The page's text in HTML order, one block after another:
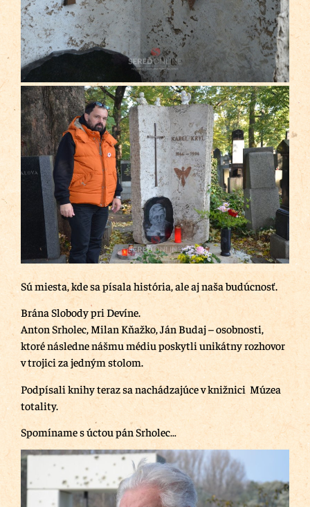
Sú miesta, kde sa písala história, ale aj naša budúcnosť.
Brána Slobody pri Devíne.
Anton Srholec, Milan Kňažko, Ján Budaj – osobnosti,
ktoré následne nášmu médiu poskytli unikátny rozhovor
v trojici za jedným stolom.
Podpísali knihy teraz sa nachádzajúce v knižnici Múzea
totality.
Spomíname s úctou pán Srholec…